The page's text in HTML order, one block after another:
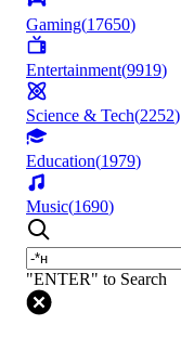
Gaming(17650)
Entertainment(9919)
Science & Tech(2252)
Education(1979)
Music(1690)
"ENTER" to Search